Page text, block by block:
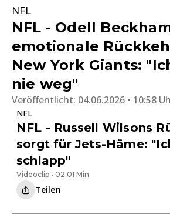
NFL
NFL - Odell
emotionale
New York Giants:
nie weg"
Veröffentlicht: 04.06.2026 • 10:58
NFL
NFL - Russell Wilsons
sorgt für Jets-Häme:
schlapp"
Videoclip • 02:01 Min
Teilen